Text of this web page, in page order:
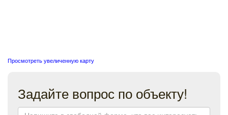
Просмотреть увеличенную карту
Задайте вопрос по объекту!